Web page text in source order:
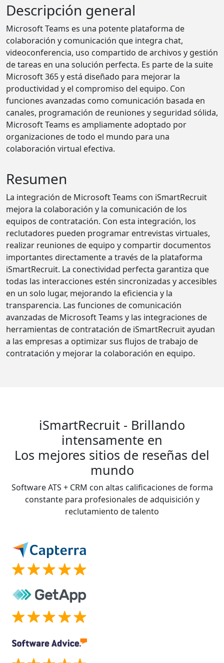
Descripción general
Microsoft Teams es una potente plataforma de
colaboración y comunicación que integra chat,
videoconferencia, uso compartido de archivos y gestión
de tareas en una solución perfecta. Es parte de la suite
Microsoft 365 y está diseñado para mejorar la
productividad y el compromiso del equipo. Con
funciones avanzadas como comunicación basada en
canales, programación de reuniones y seguridad sólida,
Microsoft Teams es ampliamente adoptado por
organizaciones de todo el mundo para una
colaboración virtual efectiva.
Resumen
La integración de Microsoft Teams con iSmartRecruit
mejora la colaboración y la comunicación de los
equipos de contratación. Con esta integración, los
reclutadores pueden programar entrevistas virtuales,
realizar reuniones de equipo y compartir documentos
importantes directamente a través de la plataforma
iSmartRecruit. La conectividad perfecta garantiza que
todas las interacciones estén sincronizadas y accesibles
en un solo lugar, mejorando la eficiencia y la
transparencia. Las funciones de comunicación
avanzadas de Microsoft Teams y las integraciones de
herramientas de contratación de iSmartRecruit ayudan
a las empresas a optimizar sus flujos de trabajo de
contratación y mejorar la colaboración en equipo.
iSmartRecruit - Brillando
intensamente en
Los mejores sitios de reseñas del
mundo
Software ATS + CRM con altas calificaciones de forma
constante para profesionales de adquisición y
reclutamiento de talento